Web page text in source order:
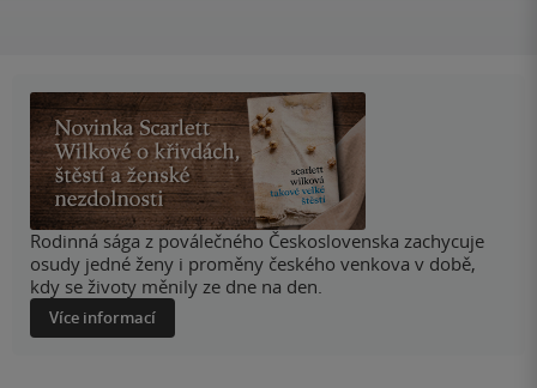
Rodinná sága z poválečného Československa zachycuje
osudy jedné ženy i proměny českého venkova v době,
kdy se životy měnily ze dne na den.
Více informací